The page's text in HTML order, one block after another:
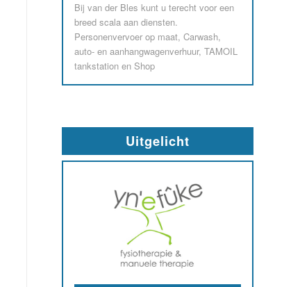
Alles onder één dak bij Bosch Car
Service Horjus Voor onderhoud of pech,
Horjus helpt u snel weer op weg
Sluis Makkum